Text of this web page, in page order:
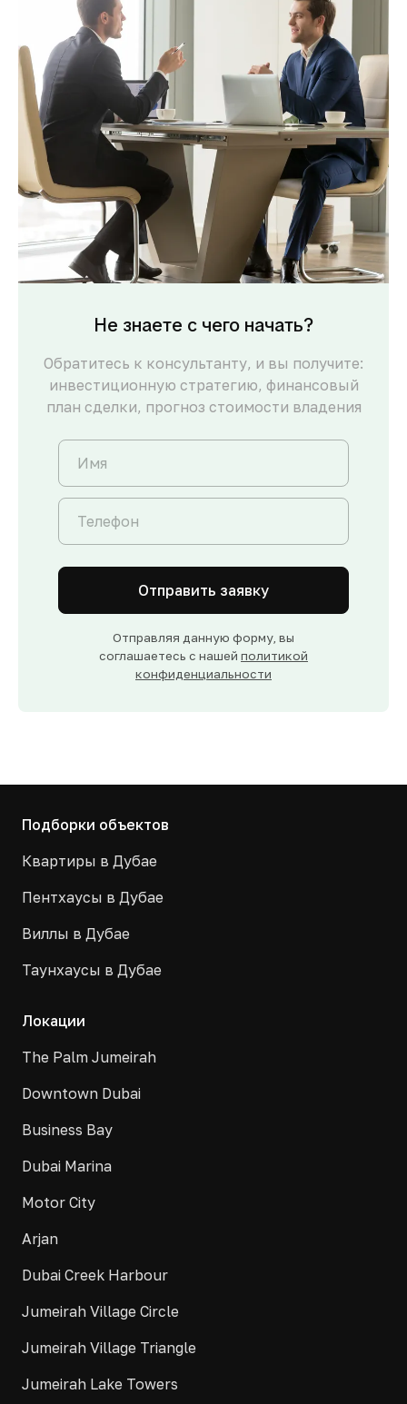
Не знаете с чего начать?
Обратитесь к консультанту, и вы получите:
инвестиционную стратегию, финансовый
план сделки, прогноз стоимости владения
Отправить заявку
Отправляя данную форму, вы
соглашаетесь с нашей политикой
конфиденциальности
Подборки объектов
Квартиры в Дубае
Пентхаусы в Дубае
Виллы в Дубае
Таунхаусы в Дубае
Локации
The Palm Jumeirah
Downtown Dubai
Business Bay
Dubai Marina
Motor City
Arjan
Dubai Creek Harbour
Jumeirah Village Circle
Jumeirah Village Triangle
Jumeirah Lake Towers